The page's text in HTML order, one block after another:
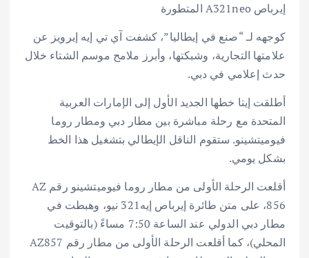
إيرباص A321neo المتطورة
كوجهه لـ “صنع في إيطاليا”، كشفت آي تي إيه إيرويز عن
علامتها التجارية، وشبكتها، وأبرز ملامح موسم الشتاء خلال
حدث إعلامي في دبي.
أطلقت إيتا خطها الجديد الأول إلى الإمارات العربية
المتحدة مع رحلة مباشرة بين مطار دبي ومطار روما
فيوميتشينو. ستقوم الناقل الإيطالي بتشغيل هذا الخط
بشكل يومي.
أقلعت الرحلة الأولى من مطار روما فيوميتشينو رقم AZ
856، على متن طائرة إيرباص إيه321 نيو، وهبطت في
مطار دبي الدولي عند الساعة 7:50 مساءً (بالتوقيت
المحلي)، كما أقلعت الرحلة الأولى من مطار رقم AZ857